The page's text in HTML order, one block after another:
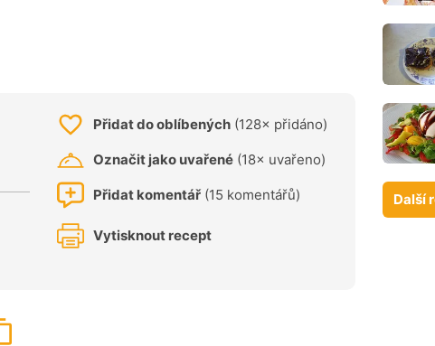
Přidat do oblíbených (128× přidáno)
Označit jako uvařené (18× uvařeno)
Přidat komentář (15 komentářů)
Vytisknout recept
Další